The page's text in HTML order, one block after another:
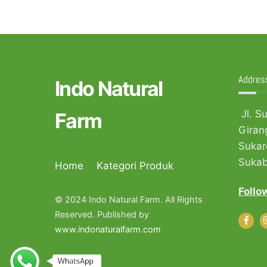
Indo Natural
Farm
Home Kategori Produk
© 2024 Indo Natural Farm. All Rights
Reserved. Published by
www.indonaturalfarm.com
Jl.